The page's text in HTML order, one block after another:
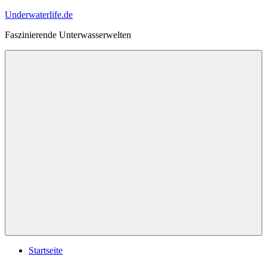
Zum
springen
Underwaterlife.de
Faszinierende Unterwasserwelten
Startseite